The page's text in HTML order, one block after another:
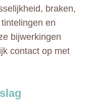
braken,
en
bijwerkingen
contact op met